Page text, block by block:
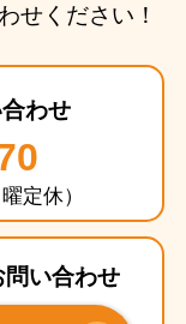
せください！
わせ
定休）
問い合わせ